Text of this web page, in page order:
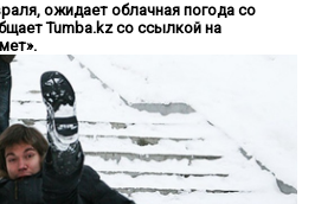
ожидает облачная погода со
Tumba.kz со ссылкой на